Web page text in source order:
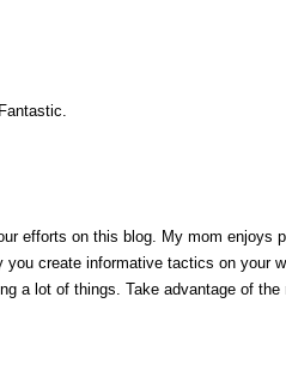
efforts on this blog. My mom enjoys
create informative tactics on your
a lot of things. Take advantage of